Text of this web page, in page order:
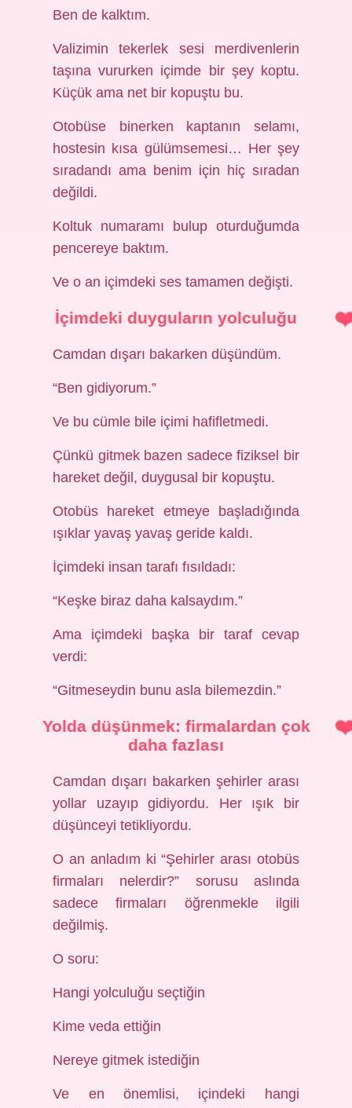
Ben de kalktım.
Valizimin tekerlek sesi merdivenlerin
taşına vururken içimde bir şey koptu.
Küçük ama net bir kopuştu bu.
Otobüse binerken kaptanın selamı,
hostesin kısa gülümsemesi… Her şey
sıradandı ama benim için hiç sıradan
değildi.
Koltuk numaramı bulup oturduğumda
pencereye baktım.
Ve o an içimdeki ses tamamen değişti.
İçimdeki duyguların yolculuğu
Camdan dışarı bakarken düşündüm.
“Ben gidiyorum.”
Ve bu cümle bile içimi hafifletmedi.
Çünkü gitmek bazen sadece fiziksel bir
hareket değil, duygusal bir kopuştu.
Otobüs hareket etmeye başladığında
ışıklar yavaş yavaş geride kaldı.
İçimdeki insan tarafı fısıldadı:
“Keşke biraz daha kalsaydım.”
Ama içimdeki başka bir taraf cevap
verdi:
“Gitmeseydin bunu asla bilemezdin.”
Yolda düşünmek: firmalardan çok
daha fazlası
Camdan dışarı bakarken şehirler arası
yollar uzayıp gidiyordu. Her ışık bir
düşünceyi tetikliyordu.
O an anladım ki “Şehirler arası otobüs
firmaları nelerdir?” sorusu aslında
sadece firmaları öğrenmekle ilgili
değilmiş.
O soru:
Hangi yolculuğu seçtiğin
Kime veda ettiğin
Nereye gitmek istediğin
Ve en önemlisi, içindeki hangi